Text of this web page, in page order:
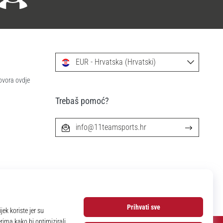
ovdje
EUR - Hrvatska (Hrvatski)
Trebaš pomoć?
info@11teamsports.hr